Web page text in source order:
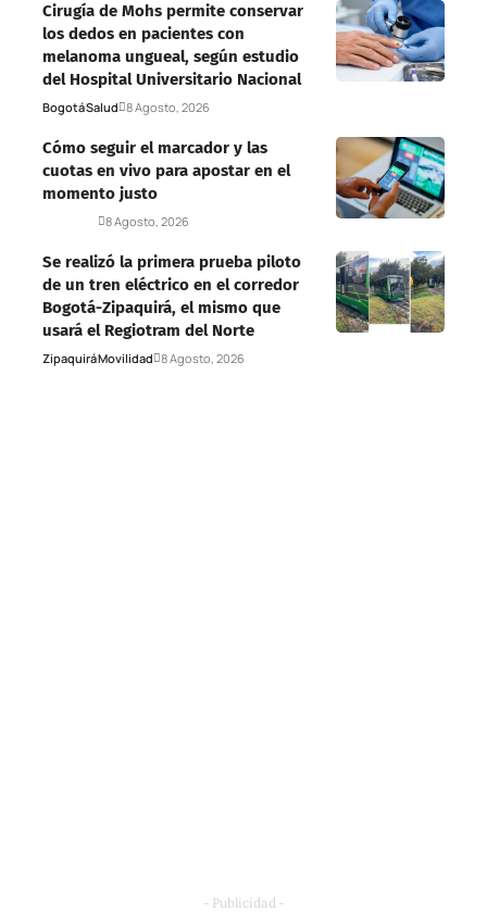
Cirugía de Mohs permite conservar
los dedos en pacientes con
melanoma ungueal, según estudio
del Hospital Universitario Nacional
BogotáSalud 8 Agosto, 2026
Cómo seguir el marcador y las
cuotas en vivo para apostar en el
momento justo
8 Agosto, 2026
Se realizó la primera prueba piloto
de un tren eléctrico en el corredor
Bogotá-Zipaquirá, el mismo que
usará el Regiotram del Norte
ZipaquiráMovilidad 8 Agosto, 2026
- Publicidad -